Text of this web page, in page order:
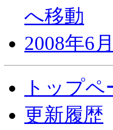
へ移動
2008年6
トップペ
更新履歴